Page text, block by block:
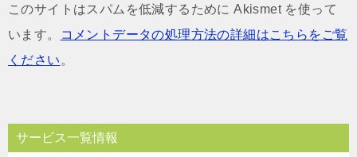
このサイトはスパムを低減するために Akismet を使って
います。
コメントデータの処理方法の詳細はこちらをご覧
ください 。
サービス一覧情報